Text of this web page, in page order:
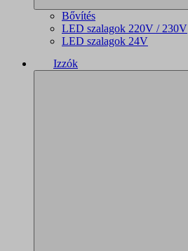
Bővítés
LED szalagok 220V / 230V
LED szalagok 24V
Izzók